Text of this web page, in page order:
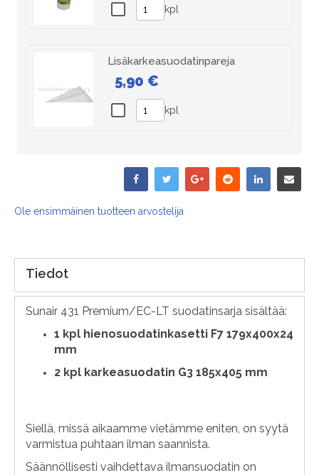
kpl
Lisäkarkeasuodatinpareja
5,90 €
kpl
Ole ensimmäinen tuotteen arvostelija
Tiedot
Sunair 431 Premium/EC-LT suodatinsarja sisältää:
1 kpl hienosuodatinkasetti F7 179x400x24
mm
2 kpl karkeasuodatin G3 185x405 mm
Siellä, missä aikaamme vietämme eniten, on syytä
varmistua puhtaan ilman saannista.
Säännöllisesti vaihdettava ilmansuodatin on